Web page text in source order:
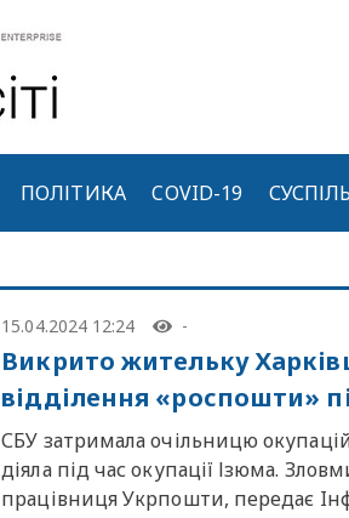
ПОЛІТИКА COVID-19
15.04.2024 12:24 -
Викрито жительку
відділення «роспошти»
СБУ затримала очільницю
діяла під час окупації Ізюма.
працівниця Укрпошти, передає